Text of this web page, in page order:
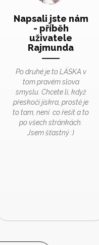
Napsali jste nám
- příběh
uživatele
Rajmunda
Po druhé je to LÁSKA v
tom pravém slova
smyslu. Chcete li, když
přeskočí jiskra, prostě je
to tam, není co řešit a to
po všech stránkách.
Jsem šťastný :)